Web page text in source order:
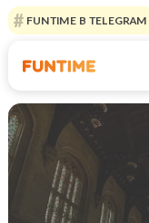
FUNTIME В TELEGRAM